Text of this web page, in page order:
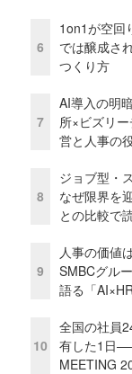
6
1on1が空
では醸成さ
つくり方
7
AI導入の明
所×ビズリ
営と人事の
8
ジョブ型・
なぜ限界を
との比較で
9
人事の価値
SMBCグル
語る「AI×HR
10
全国の社員
有した1日
MEETING